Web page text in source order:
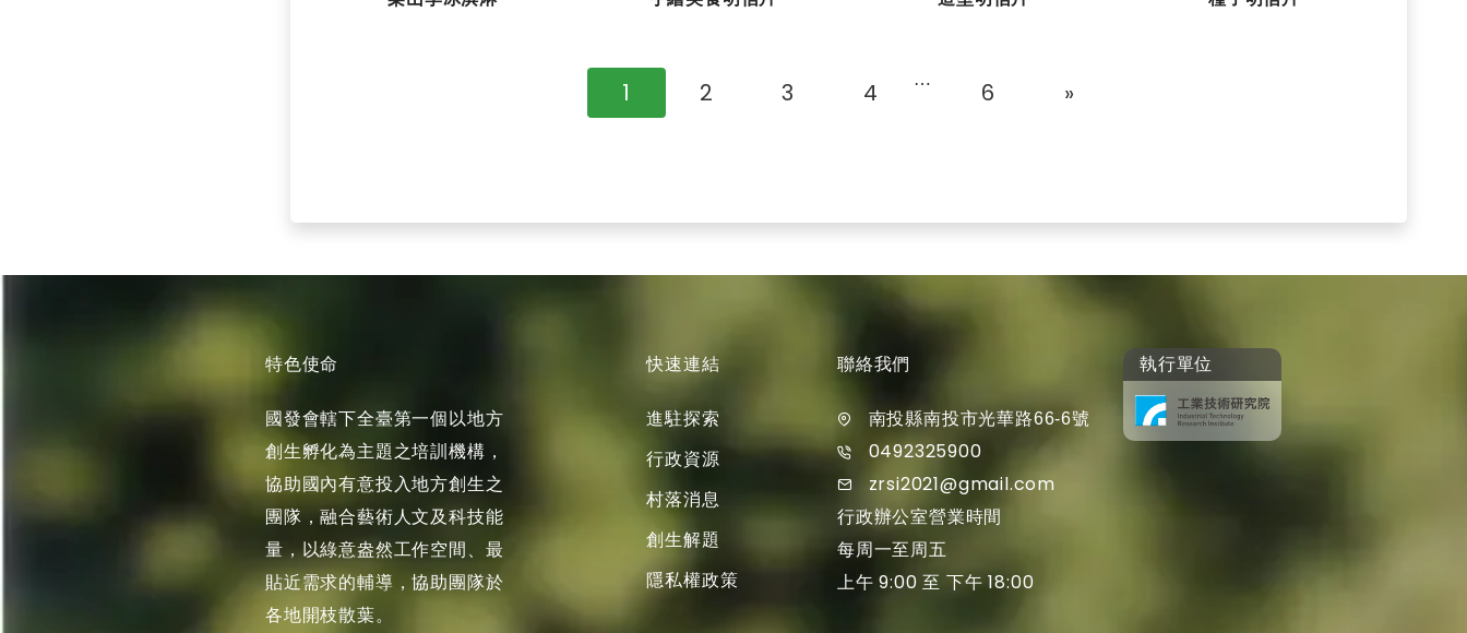
1 2 3 4 ⋯ 6 »
特色使命
國發會轄下全臺第一個以地方
創生孵化為主題之培訓機構，
協助國內有意投入地方創生之
團隊，融合藝術人文及科技能
量，以綠意盎然工作空間、最
貼近需求的輔導，協助團隊於
各地開枝散葉。
快速連結
進駐探索
行政資源
村落消息
創生解題
隱私權政策
聯絡我們
南投縣南投市光華路66-6號
0492325900
zrsi2021@gmail.com
行政辦公室營業時間
每周一至周五
上午 9:00 至 下午 18:00
執行單位